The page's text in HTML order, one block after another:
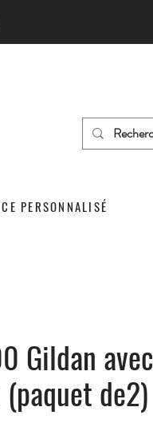
PERSONNALISÉ
Gildan avec
de2)